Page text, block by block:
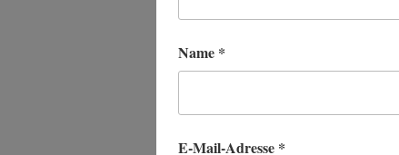
Name *
E-Mail-Adresse *